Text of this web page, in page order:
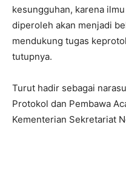
kesungguhan, karena
diperoleh akan menjadi
mendukung tugas
tutupnya.
Turut hadir sebagai
Protokol dan Pembawa
Kementerian Sekretariat